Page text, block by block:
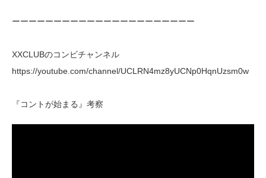
ーーーーーーーーーーーーーーーーーーーーーー
XXCLUBのコンビチャンネル
https://youtube.com/channel/UCLRN4mz8yUCNp0HqnUzsm0w
『コントが始まる』考察